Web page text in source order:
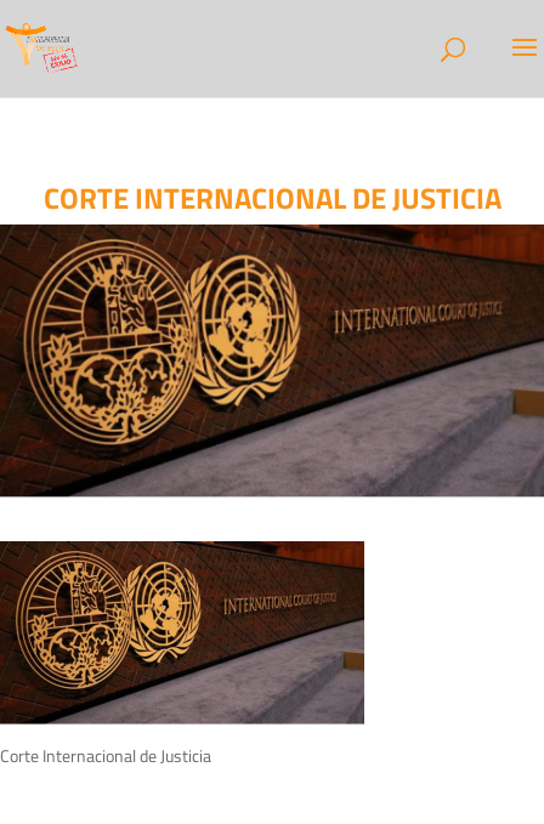
CORTE INTERNACIONAL DE JUSTICIA
Corte Internacional de Justicia